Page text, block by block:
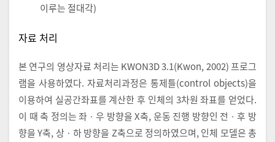
이루는 절대각)
자료 처리
본 연구의 영상자료 처리는 KWON3D 3.1(Kwon, 2002) 프로그
램을 사용하였다. 자료처리과정은 통제틀(control objects)을
이용하여 실공간좌표를 계산한 후 인체의 3차원 좌표를 얻었다.
이 때 축 정의는 좌ㆍ우 방향을 X축, 운동 진행 방향인 전ㆍ후 방
향을 Y축, 상ㆍ하 방향을 Z축으로 정의하였으며, 인체 모델은 총